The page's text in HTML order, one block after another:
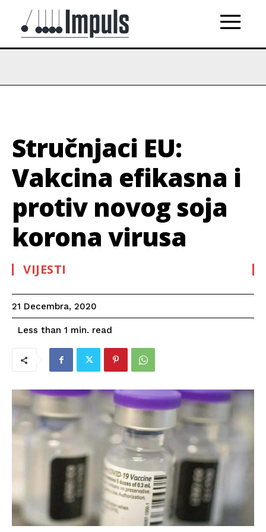
Stručnjaci EU:
Vakcina efikasna i
protiv novog soja
korona virusa
VIJESTI
21 Decembra, 2020
Less than 1 min. read